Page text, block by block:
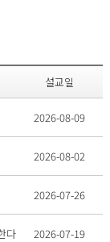
설교일
2026-08-09
2026-08-02
2026-07-26
다 2026-07-19